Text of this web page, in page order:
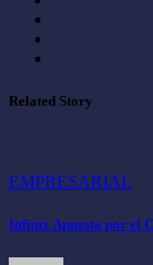
Related Story
EMPRESARIAL
Infinix Apuesta por el